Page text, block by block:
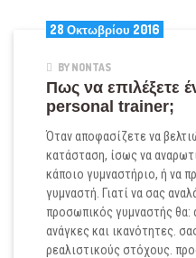
28 Οκτωβρίου 2016
BY NONTAS
Πως να επιλέξετε
personal trainer;
Όταν αποφασίζετε να
κατάσταση, ίσως να
κάποιο γυμναστήριο, ή να
γυμναστή. Γιατί να σας
προσωπικός γυμναστής θα:
ανάγκες και ικανότητες.
ρεαλιστικούς στόχους.